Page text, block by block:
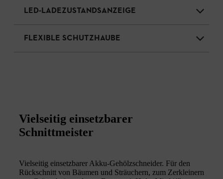
LED-LADEZUSTANDSANZEIGE
FLEXIBLE SCHUTZHAUBE
Vielseitig einsetzbarer
Schnittmeister
Vielseitig einsetzbarer Akku-Gehölzschneider. Für den
Rückschnitt von Bäumen und Sträuchern, zum Zerkleinern